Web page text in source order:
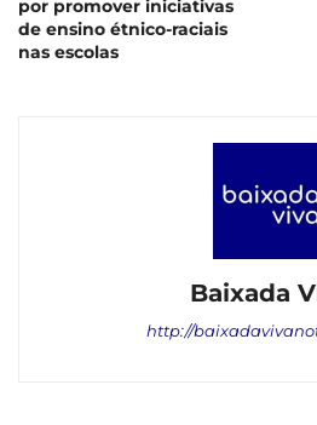
por promover iniciativas
de ensino étnico-raciais
nas escolas
Baixada
http://